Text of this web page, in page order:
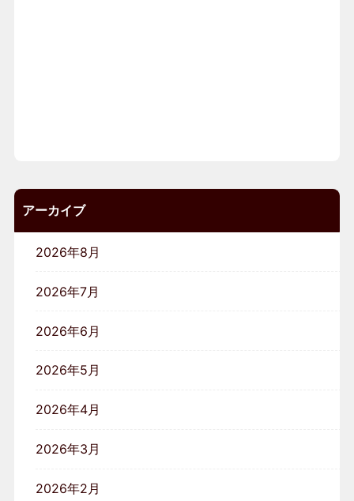
アーカイブ
2026年8月
2026年7月
2026年6月
2026年5月
2026年4月
2026年3月
2026年2月